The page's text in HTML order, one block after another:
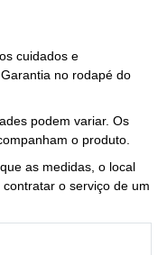
cuidados e
no rodapé do
podem variar. Os
o produto.
as medidas, o local
o serviço de um